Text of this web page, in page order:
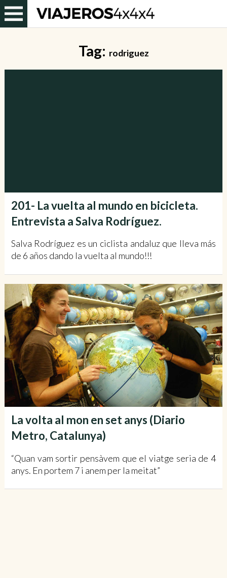
Tag: rodriguez
201- La vuelta al mundo en bicicleta.
Entrevista a Salva Rodríguez.
Salva Rodríguez es un ciclista andaluz que lleva más
de 6 años dando la vuelta al mundo!!!
La volta al mon en set anys (Diario
Metro, Catalunya)
“Quan vam sortir pensàvem que el viatge seria de 4
anys. En portem 7 i anem per la meitat”